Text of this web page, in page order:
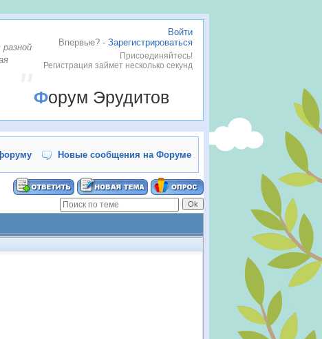
Войти
Впервые? - Зарегистрироваться
Присоединяйтесь!
Регистрация займет несколько секунд
Форум Эрудитов
Новые сообщения на Форуме